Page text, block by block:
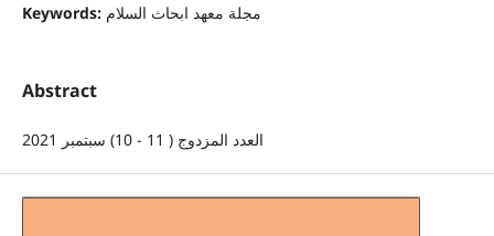
Keywords: مجلة معهد ابحاث السلام
Abstract
العدد المزدوج ( 11 - 10) سبتمبر 2021